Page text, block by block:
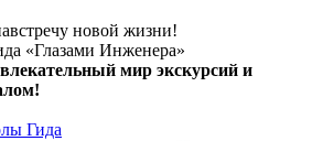
новой жизни!
«Глазами Инженера»
мир экскурсий и
Гида